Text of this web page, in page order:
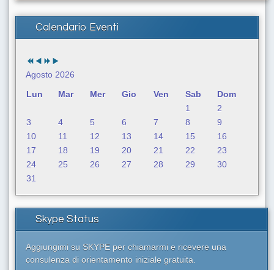
.
Calendario Eventi
Agosto 2026
Lun
Mar Mer Gio Ven Sab
Dom
1
2
3
4 5 6 7 8
9
10
11 12 13 14 15
16
17
18 19 20 21 22
23
24
25 26 27 28 29
30
31
Skype Status
Aggiungimi su SKYPE per chiamarmi e ricevere una
consulenza di orientamento iniziale gratuita.